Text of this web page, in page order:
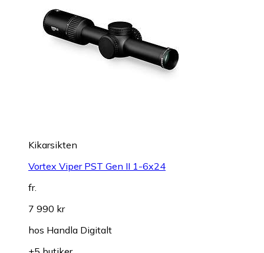
Kikarsikten
Vortex Viper PST Gen II 1-6x24
fr.
7 990 kr
hos Handla Digitalt